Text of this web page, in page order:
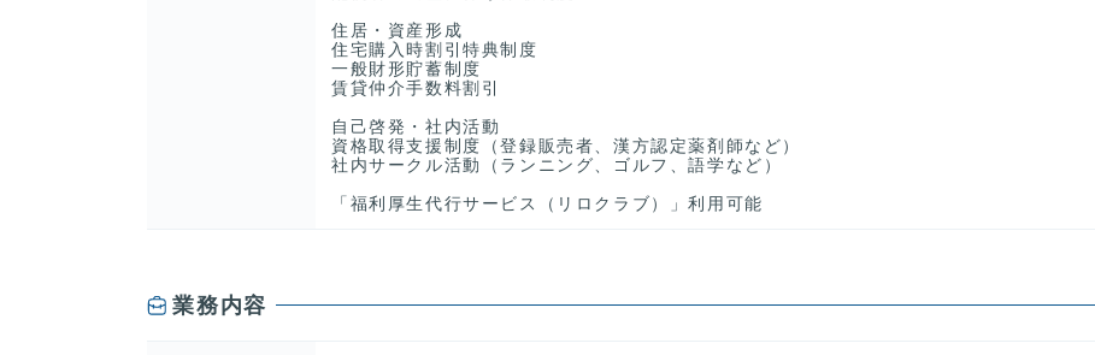
住居・資産形成
住宅購入時割引特典制度
一般財形貯蓄制度
賃貸仲介手数料割引
自己啓発・社内活動
資格取得支援制度（登録販売者、漢方認定薬剤師など）
社内サークル活動（ランニング、ゴルフ、語学など）
「福利厚生代行サービス（リロクラブ）」利用可能
業務内容